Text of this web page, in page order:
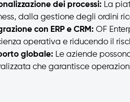
dei processi: La
dalla gestione degli ordini
con ERP e CRM: OF
operativa e riducendo il
globale: Le aziende
che garantisce